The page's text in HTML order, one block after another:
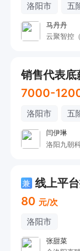
洛阳市 五
马丹丹
云聚智控
销售代表
7000-
洛阳市 五
闫伊琳
洛阳九朝
兼 线上平
80 元/次
洛阳市
张甜菜